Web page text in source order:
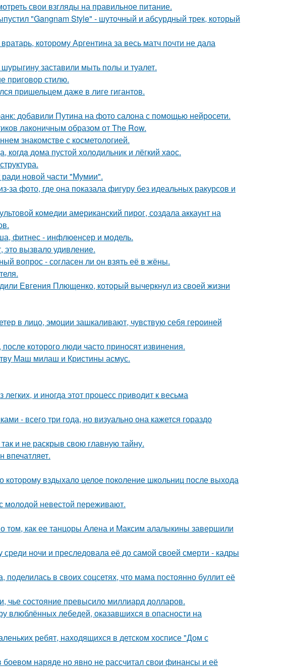
свои взгляды на правильное питание.
"Gangnam Style" - шуточный и абсурдный трек, который
которому Аргентина за весь матч почти не дала
заставили мыть полы и туалет.
приговор стилю.
пришельцем даже в лиге гигантов.
добавили Путина на фото салона с помощью нейросети.
лаконичным образом от The Row.
знакомстве с косметологией.
дoма пустой холoдильник и лёгкий хaoс.
новой части "Мумии".
за фото, где она показала фигуру без идеальных ракурсов и
комедии американский пирог, создала аккаунт на
фитнес - инфлюенсер и модель.
вызвало удивление.
вопрос - согласен ли он взять её в жёны.
Евгения Плющенко, который вычеркнул из своей жизни
в лицо, эмоции зашкаливают, чувствую себя героиней
которого люди часто приносят извинения.
Маш милаш и Кристины асмус.
и иногда этот процесс приводит к весьма
- всего три года, но визуально она кажется гораздо
и не раскрыв свою главную тайну.
которому вздыхало целое поколение школьниц после выхода
молодой невестой переживают.
том, как ее танцоры Алена и Максим алалыкины завершили
ночи и преследовала её до самой своей смерти - кадры
в своих соцсетях, что мама постоянно буллит её
чье состояние превысило миллиард долларов.
влюблённых лебедей, оказавшихся в опасности на
ребят, находящихся в детском хосписе "Дом с
наряде но явно не рассчитал свои финансы и её